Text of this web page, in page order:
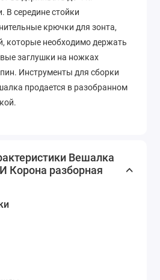
В середине стойки
крючки для зонта,
которые необходимо держать
заглушки на ножках
Инструменты для сборки
продается в разобранном
Вешалка
разборная